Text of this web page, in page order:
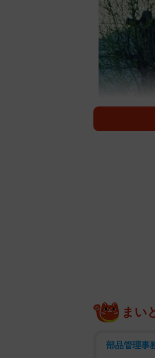
サラハガバ・
まい
部品管理事